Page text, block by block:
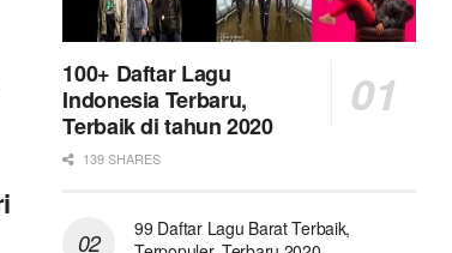
100+ Daftar Lagu
Indonesia Terbaru,
Terbaik di tahun 2020
139 SHARES
99 Daftar Lagu Barat Terbaik,